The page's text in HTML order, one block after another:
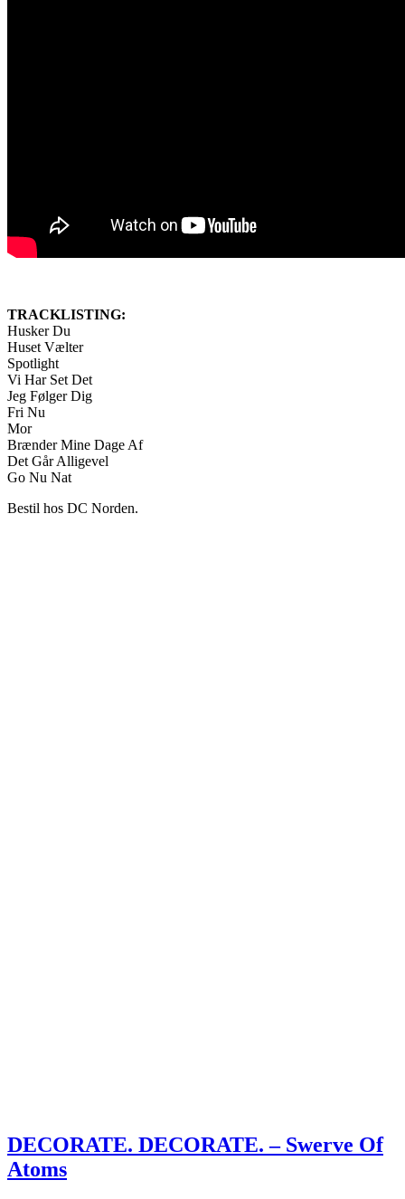
TRACKLISTING:
Husker Du
Huset Vælter
Spotlight
Vi Har Set Det
Jeg Følger Dig
Fri Nu
Mor
Brænder Mine Dage Af
Det Går Alligevel
Go Nu Nat
Bestil hos DC Norden.
DECORATE. DECORATE. – Swerve Of
Atoms